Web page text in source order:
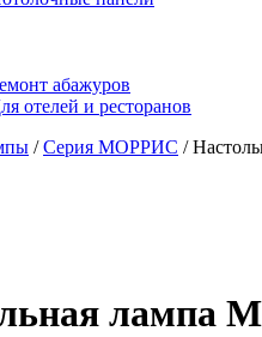
абажуров
отелей и ресторанов
/Серия МОРРИС /
лампа